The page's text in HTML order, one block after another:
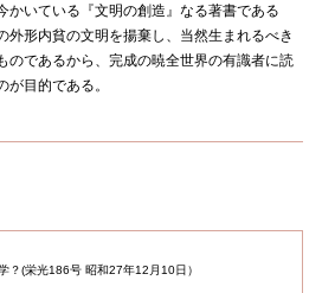
かいている『文明の創造』なる著書である
外形内貧の文明を揚棄し、当然生まれるべき
のであるから、完成の暁全世界の有識者に読
が目的である。
？(栄光186号 昭和27年12月10日）